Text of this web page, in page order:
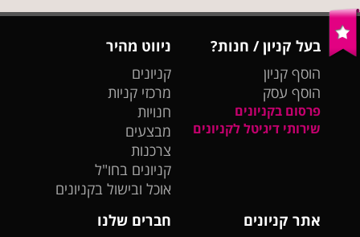
בעל קניון / חנות?
הוסף קניון
הוסף עסק
פרסום בקניונים
שירותי דיגיטל לקניונים
ניווט מהיר
קניונים
מרכזי קניות
חנויות
מבצעים
צרכנות
קניונים בחו"ל
אוכל ובישול בקניונים
אתר קניונים
חברים שלנו